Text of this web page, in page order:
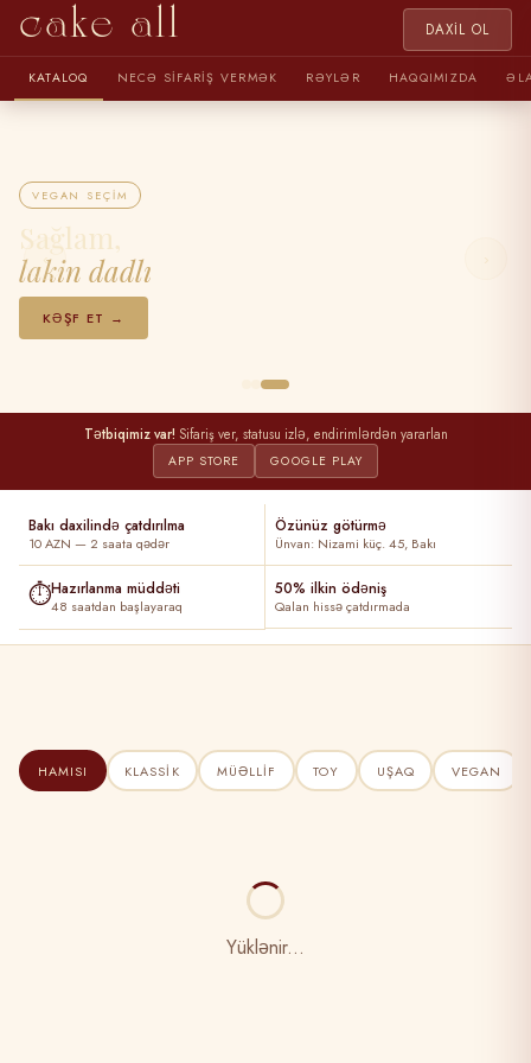
cake all DAXIL OL
KATALOQ NECƏ SIFARIŞ VERMƏK RƏYLƏR HAQQIMIZDA
VEGAN SEÇIM
Sağlam,
lakin dadlı
KƏŞF ET →
‹ ›
Tətbiqimiz var! Sifariş ver, statusu izlə, endirimlərdən yararlan
APP STORE GOOGLE PLAY
Bakı daxilində çatdırılma
10 AZN — 2 saata qədər
Özünüz götürmə
Ünvan: Nizami küç. 45, Bakı
⏱Hazırlanma müddəti
48 saatdan başlayaraq
50% ilkin ödəniş
Qalan hissə çatdırmada
HAMISI KLASSIK MÜƏLLIF TOY UŞAQ VEGAN
Yüklənir...